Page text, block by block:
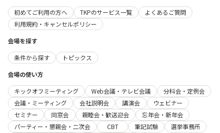
初めてご利用の方へ
TKPのサービス一覧
よくあるご質問
利用規約・キャンセルポリシー
会場を探す
条件から探す
トピックス
会場の使い方
キックオフミーティング
Web会議・テレビ会議
分科会・定例会
会議・ミーティング
会社説明会 講演会
ウェビナー
セミナー
同窓会 親睦会・歓送迎会
忘年会・新年会
パーティー・懇親会・二次会
CBT 筆記試験
選挙事務所